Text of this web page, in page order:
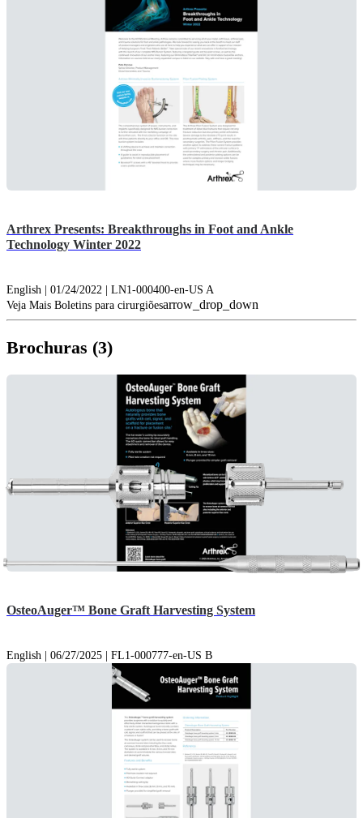
Arthrex Presents: Breakthroughs in Foot and Ankle
Technology Winter 2022
English | 01/24/2022 | LN1-000400-en-US A
Veja Mais Boletins para cirurgiõesarrow_drop_down
Brochuras (3)
OsteoAuger™ Bone Graft Harvesting System
English | 06/27/2025 | FL1-000777-en-US B